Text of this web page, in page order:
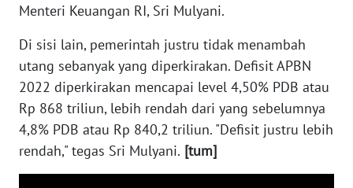
Menteri Keuangan RI, Sri Mulyani.
Di sisi lain, pemerintah justru tidak menambah
utang sebanyak yang diperkirakan. Defisit APBN
2022 diperkirakan mencapai level 4,50% PDB atau
Rp 868 triliun, lebih rendah dari yang sebelumnya
4,8% PDB atau Rp 840,2 triliun. "Defisit justru lebih
rendah," tegas Sri Mulyani. [tum]
BENGKULU
WN
LAMPUNG
JATENG